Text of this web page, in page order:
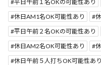
平日午前１名OKの可能性あり
休日AM1名OK可能性あり
平日午前２名OKの可能性あり
休日AM2名OK可能性あり
休日午前５人打ちOK可能性あり